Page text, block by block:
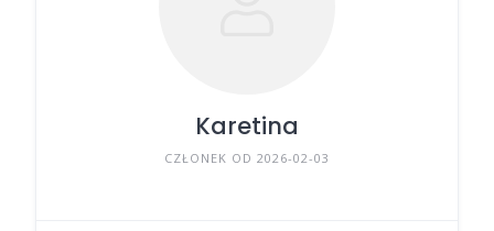
Karetina
CZŁONEK OD 2026-02-03